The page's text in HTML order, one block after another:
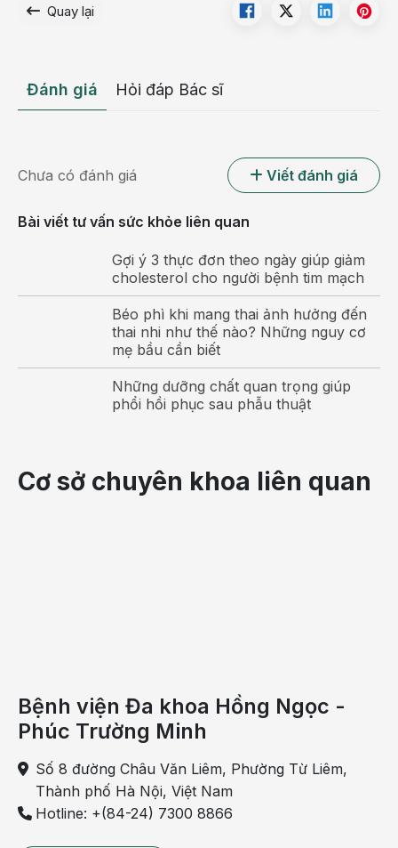
Quay lại
Đánh giá Hỏi đáp Bác sĩ
Chưa có đánh giá Viết đánh giá
Bài viết tư vấn sức khỏe liên quan
Gợi ý 3 thực đơn theo ngày giúp giảm
cholesterol cho người bệnh tim mạch
Béo phì khi mang thai ảnh hưởng đến
thai nhi như thế nào? Những nguy cơ
mẹ bầu cần biết
Những dưỡng chất quan trọng giúp
phổi hồi phục sau phẫu thuật
Cơ sở chuyên khoa liên quan
Bệnh viện Đa khoa Hồng Ngọc -
Phúc Trường Minh
Số 8 đường Châu Văn Liêm, Phường Từ Liêm,
Thành phố Hà Nội, Việt Nam
Hotline: +(84-24) 7300 8866